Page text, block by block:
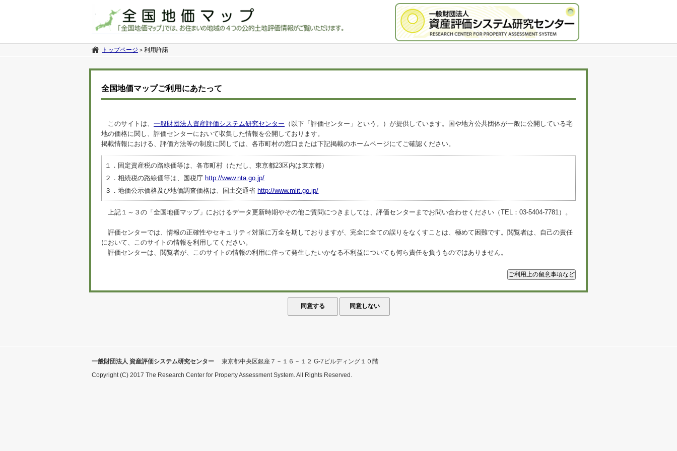
トップページ ＞ 利用許諾
全国地価マップご利用にあたって
このサイトは、 一般財団法人資産評価システム研究センター （以下「評価センター」という。）が提供しています。国や地方公共団体が一般に公開している宅
地の価格に関し、評価センターにおいて収集した情報を公開しております。
掲載情報における、評価方法等の制度に関しては、各市町村の窓口または下記掲載のホームページにてご確認ください。
１．固定資産税の路線価等は、各市町村（ただし、東京都23区内は東京都）
２．相続税の路線価等は、国税庁 http://www.nta.go.jp/
３．地価公示価格及び地価調査価格は、国土交通省 http://www.mlit.go.jp/
上記１～３の「全国地価マップ」におけるデータ更新時期やその他ご質問につきましては、評価センターまでお問い合わせください（TEL：03-5404-7781）。
評価センターでは、情報の正確性やセキュリティ対策に万全を期しておりますが、完全に全ての誤りをなくすことは、極めて困難です。閲覧者は、自己の責任
において、このサイトの情報を利用してください。
評価センターは、閲覧者が、このサイトの情報の利用に伴って発生したいかなる不利益についても何ら責任を負うものではありません。
一般財団法人 資産評価システム研究センター
東京都中央区銀座７－１６－１２ G-7ビルディング１０階
Copyright (C) 2017 The Research Center for Property Assessment System. All Rights Reserved.